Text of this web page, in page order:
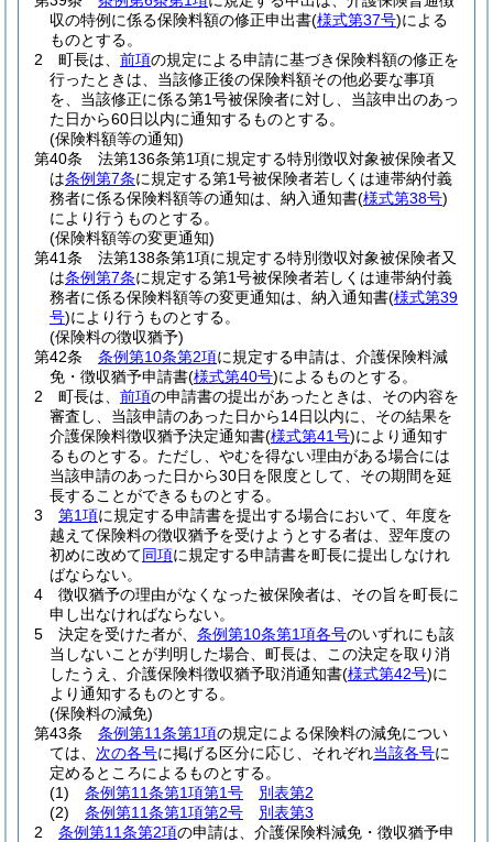
収の特例に係る保険料額の修正申出書(様式第37号)による
ものとする。
2
町長は、 前項の規定による申請に基づき保険料額の修正を
行ったときは、当該修正後の保険料額その他必要な事項
を、当該修正に係る第1号被保険者に対し、当該申出のあっ
た日から60日以内に通知するものとする。
(保険料額等の通知)
第40条
法第136条第1項に規定する特別徴収対象被保険者又
は条例第7条に規定する第1号被保険者若しくは連帯納付義
務者に係る保険料額等の通知は、納入通知書(様式第38号)
により行うものとする。
(保険料額等の変更通知)
第41条
法第138条第1項に規定する特別徴収対象被保険者又
は条例第7条に規定する第1号被保険者若しくは連帯納付義
務者に係る保険料額等の変更通知は、納入通知書(様式第39
号)により行うものとする。
(保険料の徴収猶予)
第42条
条例第10条第2項に規定する申請は、介護保険料減
免・徴収猶予申請書(様式第40号)によるものとする。
2
町長は、 前項の申請書の提出があったときは、その内容を
審査し、当該申請のあった日から14日以内に、その結果を
介護保険料徴収猶予決定通知書(様式第41号)により通知す
るものとする。 ただし、やむを得ない理由がある場合には
当該申請のあった日から30日を限度として、その期間を延
長することができるものとする。
3
第1項に規定する申請書を提出する場合において、年度を
越えて保険料の徴収猶予を受けようとする者は、翌年度の
初めに改めて同項に規定する申請書を町長に提出しなけれ
ばならない。
4
徴収猶予の理由がなくなった被保険者は、その旨を町長に
申し出なければならない。
5
決定を受けた者が、 条例第10条第1項各号のいずれにも該
当しないことが判明した場合、町長は、この決定を取り消
したうえ、介護保険料徴収猶予取消通知書(様式第42号)に
より通知するものとする。
(保険料の減免)
第43条
条例第11条第1項の規定による保険料の減免につい
ては、 次の各号に掲げる区分に応じ、それぞれ当該各号に
定めるところによるものとする。
(1)
条例第11条第1項第1号
別表第2
(2)
条例第11条第1項第2号
別表第3
2
条例第11条第2項の申請は、介護保険料減免・徴収猶予申